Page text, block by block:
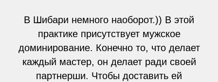
В Шибари немного наоборот.)) В этой
практике присутствует мужское
доминирование. Конечно то, что делает
каждый мастер, он делает ради своей
партнерши. Чтобы доставить ей